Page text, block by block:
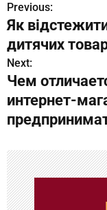
Н
а
в
и
г
ц
и
Previous:
Як
дитячих
Next:
Чем
интернет-